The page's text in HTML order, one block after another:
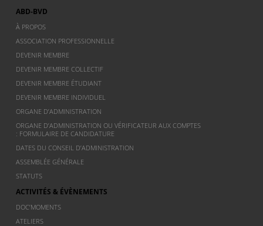
ABD-BVD
À PROPOS
ASSOCIATION PROFESSIONNELLE
DEVENIR MEMBRE
DEVENIR MEMBRE COLLECTIF
DEVENIR MEMBRE ÉTUDIANT
DEVENIR MEMBRE INDIVIDUEL
ORGANE D’ADMINISTRATION
ORGANE D’ADMINISTRATION OU VÉRIFICATEUR AUX COMPTES
: FORMULAIRE DE CANDIDATURE
DATES DU CONSEIL D’ADMINISTRATION
ASSEMBLÉE GÉNÉRALE
STATUTS
ACTIVITÉS & ÉVÈNEMENTS
DOC’MOMENTS
ATELIERS